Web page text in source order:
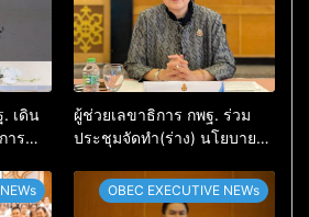
เดิน
าร
กระดับ
าเครือ
ผู้ช่วยเลขาธิการ กพฐ. ร่วม
ประชุมจัดทำ(ร่าง) นโยบายรับ
พัฒนาแนวปฏิบัติที่ชัดเจนและ
เป็นระบบ
OBEC EXECUTIVE NEWs